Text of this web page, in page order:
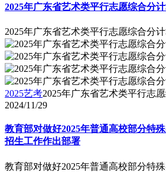
2025年广东省艺术类平行志愿综合分
2025年广东省艺术类平行志愿综合分
2025艺考2025年广东省艺术类平行志
2024/11/29
教育部对做好2025年普通高校部分特
招生工作作出部署
教育部对做好2025年普通高校部分特